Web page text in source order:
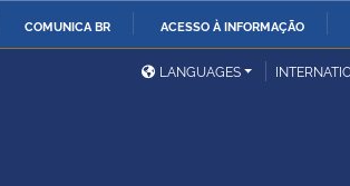
COMUNICA BR ACESSO À INFORMAÇÃO
Ministério das Relações
ExterioresLANGUAGES